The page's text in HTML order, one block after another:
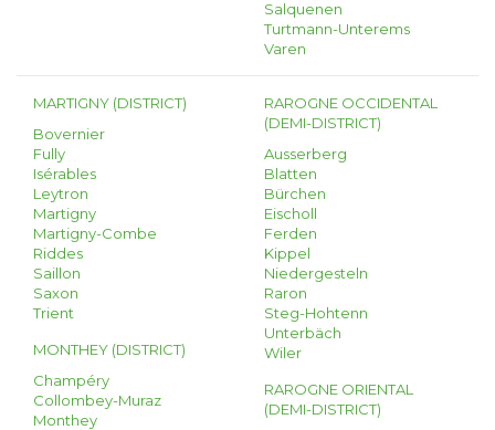
Salquenen
Turtmann-Unterems
Varen
MARTIGNY (DISTRICT)
Bovernier
Fully
Isérables
Leytron
Martigny
Martigny-Combe
Riddes
Saillon
Saxon
Trient
MONTHEY (DISTRICT)
Champéry
Collombey-Muraz
Monthey
RAROGNE OCCIDENTAL
(DEMI-DISTRICT)
Ausserberg
Blatten
Bürchen
Eischoll
Ferden
Kippel
Niedergesteln
Raron
Steg-Hohtenn
Unterbäch
Wiler
RAROGNE ORIENTAL
(DEMI-DISTRICT)